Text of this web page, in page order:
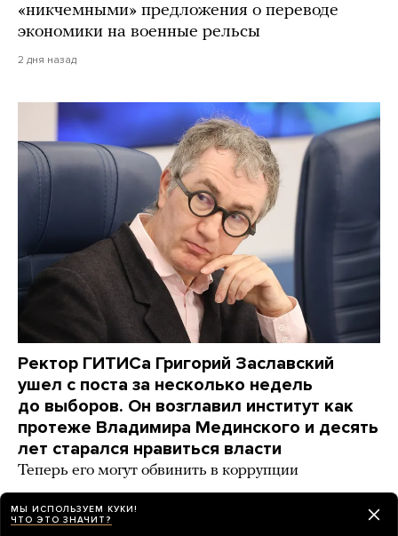
«никчемными» предложения о переводе
экономики на военные рельсы
2 дня назад
Ректор ГИТИСа Григорий Заславский
ушел с поста за несколько недель
до выборов. Он возглавил институт как
протеже Владимира Мединского и десять
лет старался нравиться власти
Теперь его могут обвинить в коррупции
МЫ ИСПОЛЬЗУЕМ КУКИ!
ЧТО ЭТО ЗНАЧИТ?